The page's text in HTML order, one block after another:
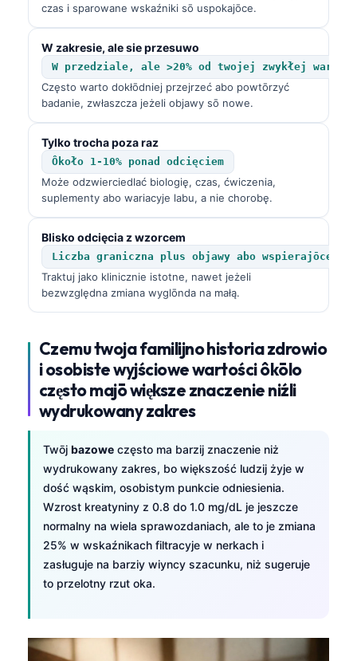
czas i sparowane wskaźniki sō uspokajōce.
W zakresie, ale sie przesuwo
W przedziale, ale >20% od twojej zwykłej
Często warto dokłōdniej przejrzeć abo powtōrzyć
badanie, zwłaszcza jeżeli objawy sō nowe.
Tylko trocha poza raz
Ôkoło 1-10% ponad odcięciem
Może odzwierciedlać biologię, czas, ćwiczenia,
suplementy abo wariacyje labu, a nie chorobę.
Blisko odcięcia z wzorcem
Liczba graniczna plus objawy abo wspierajōce
Traktuj jako klinicznie istotne, nawet jeżeli
bezwzględna zmiana wyglōnda na małą.
Czemu twoja familijno historia zdrowio
i osobiste wyjściowe wartości ôkōlo
często majō większe znaczenie niźli
wydrukowany zakres
Twōj bazowe często ma barzij znaczenie niż
wydrukowany zakres, bo większość ludzij żyje w
dość wąskim, osobistym punkcie odniesienia.
Wzrost kreatyniny z 0.8 do 1.0 mg/dL je jeszcze
normalny na wiela sprawozdaniach, ale to je zmiana
25% w wskaźnikach filtracyje w nerkach i
zasługuje na barziy wiyncy szacunku, niż sugeruje
to przelotny rzut oka.